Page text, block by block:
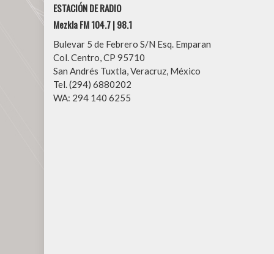
ESTACIÓN DE RADIO
Mezkla FM 104.7 | 98.1
Bulevar 5 de Febrero S/N Esq. Emparan
Col. Centro, CP 95710
San Andrés Tuxtla, Veracruz, México
Tel. (294) 6880202
WA: 294 140 6255